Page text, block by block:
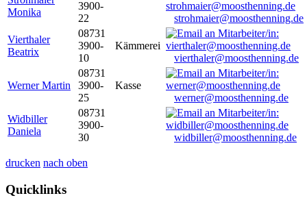
Monika
3900-
22
strohmaier@moosthenning.de
Vierthaler
Beatrix
08731
3900-
10
Kämmerei
vierthaler@moosthenning.de
Werner Martin
08731
3900-
25
Kasse
werner@moosthenning.de
Widbiller
Daniela
08731
3900-
30
widbiller@moosthenning.de
drucken nach oben
Quicklinks